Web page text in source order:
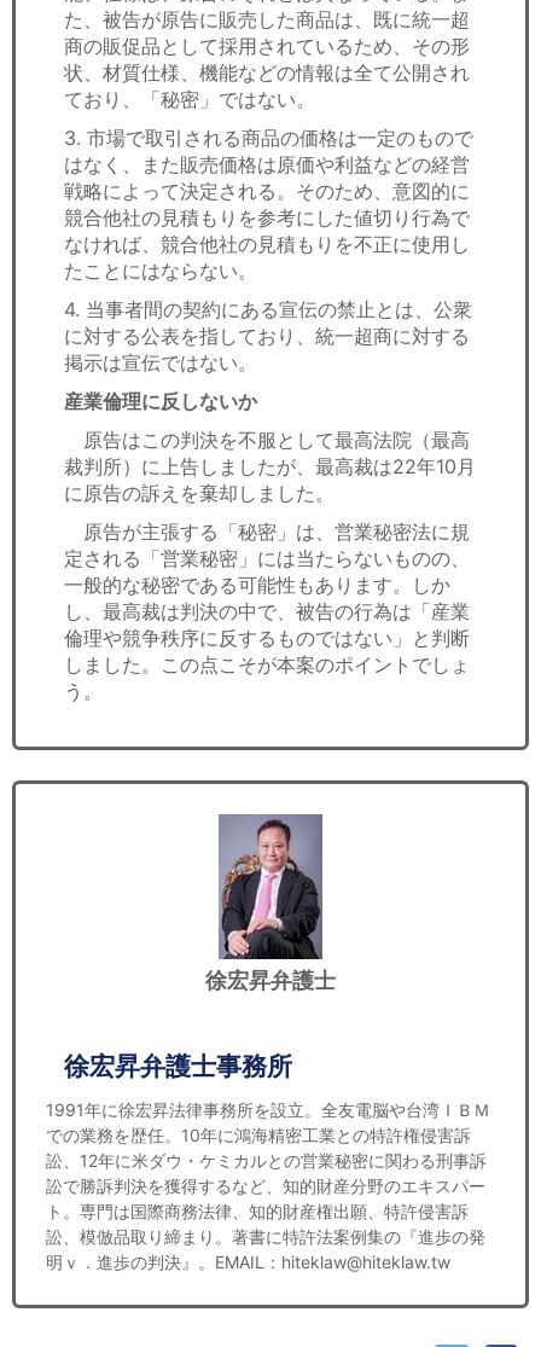
た、被告が原告に販売した商品は、既に統一超
商の販促品として採用されているため、その形
状、材質仕様、機能などの情報は全て公開され
ており、「秘密」ではない。
3. 市場で取引される商品の価格は一定のもので
はなく、また販売価格は原価や利益などの経営
戦略によって決定される。そのため、意図的に
競合他社の見積もりを参考にした値切り行為で
なければ、競合他社の見積もりを不正に使用し
たことにはならない。
4. 当事者間の契約にある宣伝の禁止とは、公衆
に対する公表を指しており、統一超商に対する
掲示は宣伝ではない。
産業倫理に反しないか
原告はこの判決を不服として最高法院（最高
裁判所）に上告しましたが、最高裁は22年10月
に原告の訴えを棄却しました。
原告が主張する「秘密」は、営業秘密法に規
定される「営業秘密」には当たらないものの、
一般的な秘密である可能性もあります。しか
し、最高裁は判決の中で、被告の行為は「産業
倫理や競争秩序に反するものではない」と判断
しました。この点こそが本案のポイントでしょ
う。
徐宏昇弁護士
徐宏昇弁護士事務所
1991年に徐宏昇法律事務所を設立。全友電脳や台湾ＩＢＭ
での業務を歴任。10年に鴻海精密工業との特許権侵害訴
訟、12年に米ダウ・ケミカルとの営業秘密に関わる刑事訴
訟で勝訴判決を獲得するなど、知的財産分野のエキスパー
ト。専門は国際商務法律、知的財産権出願、特許侵害訴
訟、模倣品取り締まり。著書に特許法案例集の『進歩の発
明ｖ．進歩の判決』。EMAIL：hiteklaw@hiteklaw.tw